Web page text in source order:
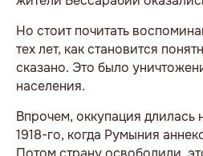
Но стоит почитать
тех лет, как становится
сказано. Это было
населения.
Впрочем, оккупация длилась
1918-го, когда Румыния